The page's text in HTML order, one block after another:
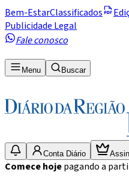
Bem-EstarClassificados
Publicidade Legal
Fale conosco
Menu Buscar
Conta Diário
Comece hojepagando a